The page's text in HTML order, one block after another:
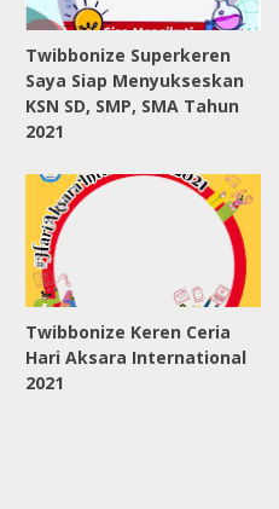
Twibbonize Superkeren
Saya Siap Menyukseskan
KSN SD, SMP, SMA Tahun
2021
Twibbonize Keren Ceria
Hari Aksara International
2021